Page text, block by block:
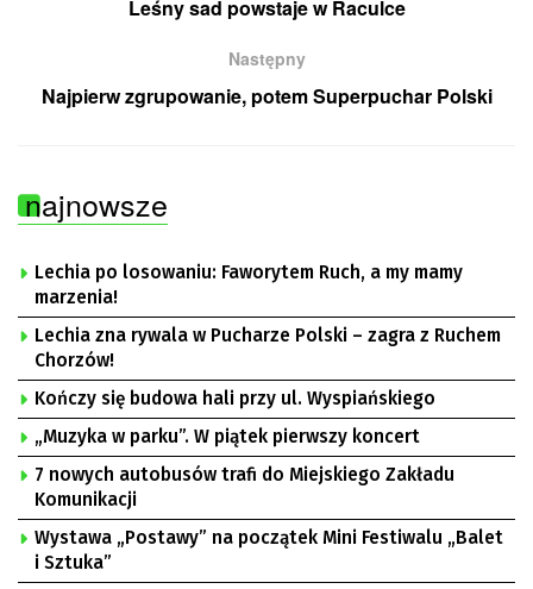
Leśny sad powstaje w Raculce
Następny
Najpierw zgrupowanie, potem Superpuchar Polski
najnowsze
Lechia po losowaniu: Faworytem Ruch, a my mamy
marzenia!
Lechia zna rywala w Pucharze Polski – zagra z Ruchem
Chorzów!
Kończy się budowa hali przy ul. Wyspiańskiego
„Muzyka w parku”. W piątek pierwszy koncert
7 nowych autobusów trafi do Miejskiego Zakładu
Komunikacji
Wystawa „Postawy” na początek Mini Festiwalu „Balet
i Sztuka”